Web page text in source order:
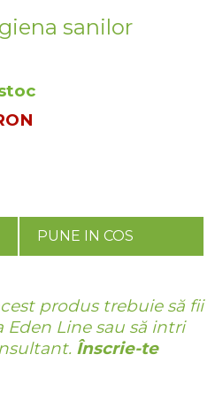
sanilor
PUNE IN COS
produs trebuie să fii
Line sau să intri
Înscrie-te